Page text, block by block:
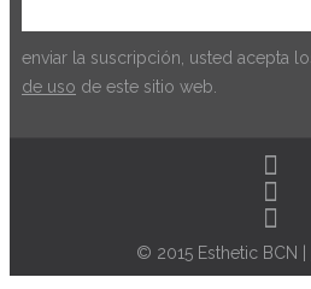
enviar la suscripción, usted acepta
de uso de este sitio web.
© 2015 Esthetic BCN |